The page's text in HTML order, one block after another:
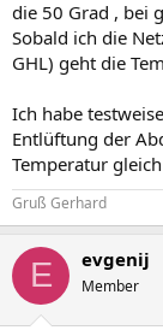
die 50 Grad , bei
Sobald ich die
GHL) geht die
Ich habe
Entlüftung der
Temperatur
Gruß Gerhard
E evgenij
Member